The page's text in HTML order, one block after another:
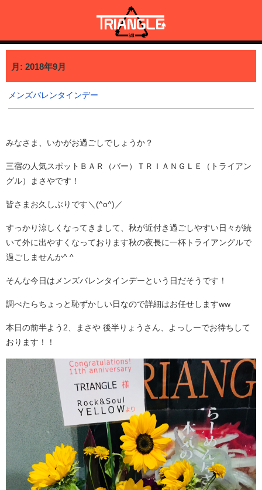
ン三宿・三軒茶屋で貸切BBQも可能なBAR TRIANGLE
三宿・三軒茶屋A5ランクの貸切BBQも可能なBAR TRIANGLE(バー・
月: 2018年9月
メンズバレンタインデー
みなさま、いかがお過ごしでしょうか？
三宿の人気スポットＢＡＲ（バー）ＴＲＩＡＮＧＬＥ（トライアン
グル）まさやです！
皆さまお久しぶりです＼(^o^)／
すっかり涼しくなってきまして、秋が近付き過ごしやすい日々が続
いて外に出やすくなっております秋の夜長に一杯トライアングルで
過ごしませんか^ ^
そんな今日はメンズバレンタインデーという日だそうです！
調べたらちょっと恥ずかしい日なので詳細はお任せしますww
本日の前半よう2、まさや 後半りょうさん、よっしーでお待ちして
おります！！